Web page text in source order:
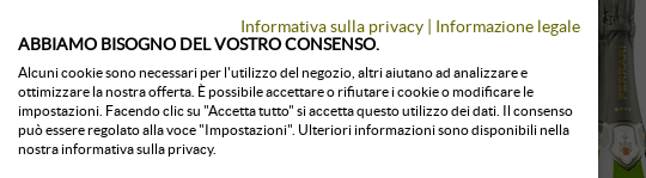
Informativa sulla privacy | Informazione legale
ABBIAMO BISOGNO DEL VOSTRO CONSENSO.
Alcuni cookie sono necessari per l'utilizzo del negozio, altri aiutano ad analizzare e
ottimizzare la nostra offerta. È possibile accettare o rifiutare i cookie o modificare le
impostazioni. Facendo clic su "Accetta tutto" si accetta questo utilizzo dei dati. Il consenso
può essere regolato alla voce "Impostazioni". Ulteriori informazioni sono disponibili nella
nostra informativa sulla privacy.